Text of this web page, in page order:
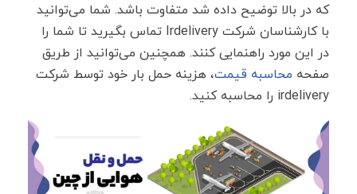
که در بالا توضیح داده شد متفاوت باشد. شما می‌توانید
با کارشناسان شرکت Irdelivery تماس بگیرید تا شما را
در این مورد راهنمایی کنند. همچنین می‌توانید از طریق
صفحه محاسبه قیمت، هزینه حمل بار خود توسط شرکت
irdelivery را محاسبه کنید.